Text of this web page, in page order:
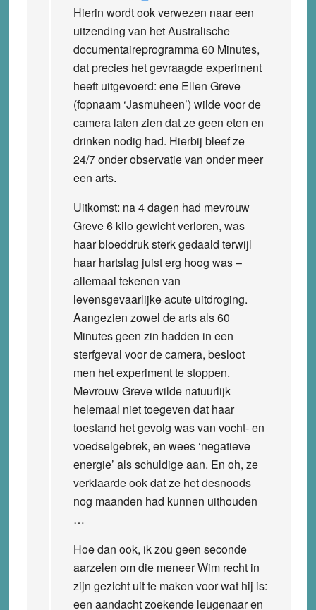
Hierin wordt ook verwezen naar een
uitzending van het Australische
documentaireprogramma 60 Minutes,
dat precies het gevraagde experiment
heeft uitgevoerd: ene Ellen Greve
(fopnaam ‘Jasmuheen’) wilde voor de
camera laten zien dat ze geen eten en
drinken nodig had. Hierbij bleef ze
24/7 onder observatie van onder meer
een arts.
Uitkomst: na 4 dagen had mevrouw
Greve 6 kilo gewicht verloren, was
haar bloeddruk sterk gedaald terwijl
haar hartslag juist erg hoog was –
allemaal tekenen van
levensgevaarlijke acute uitdroging.
Aangezien zowel de arts als 60
Minutes geen zin hadden in een
sterfgeval voor de camera, besloot
men het experiment te stoppen.
Mevrouw Greve wilde natuurlijk
helemaal niet toegeven dat haar
toestand het gevolg was van vocht- en
voedselgebrek, en wees ‘negatieve
energie’ als schuldige aan. En oh, ze
verklaarde ook dat ze het desnoods
nog maanden had kunnen uithouden
…
Hoe dan ook, ik zou geen seconde
aarzelen om die meneer Wim recht in
zijn gezicht uit te maken voor wat hij is:
een aandacht zoekende leugenaar en